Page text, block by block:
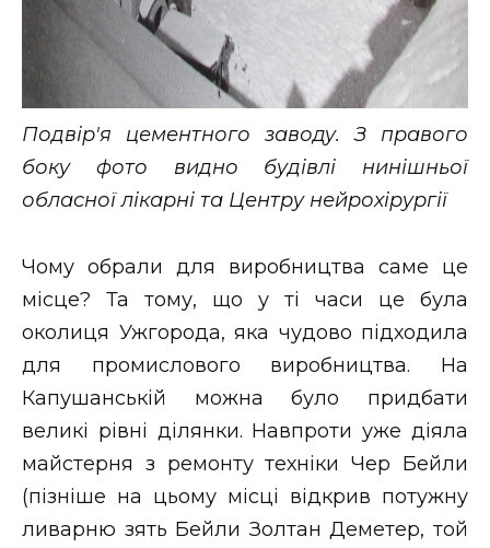
Подвір'я цементного заводу. З правого
боку фото видно будівлі нинішньої
обласної лікарні та Центру нейрохірургії
Чому обрали для виробництва саме це
місце? Та тому, що у ті часи це була
околиця Ужгорода, яка чудово підходила
для промислового виробництва. На
Капушанській можна було придбати
великі рівні ділянки. Навпроти уже діяла
майстерня з ремонту техніки Чер Бейли
(пізніше на цьому місці відкрив потужну
ливарню зять Бейли Золтан Деметер, той